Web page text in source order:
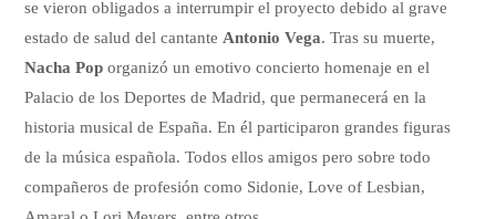
se vieron obligados a interrumpir el proyecto debido al grave
estado de salud del cantante Antonio Vega. Tras su muerte,
Nacha Pop organizó un emotivo concierto homenaje en el
Palacio de los Deportes de Madrid, que permanecerá en la
historia musical de España. En él participaron grandes figuras
de la música española. Todos ellos amigos pero sobre todo
compañeros de profesión como Sidonie, Love of Lesbian,